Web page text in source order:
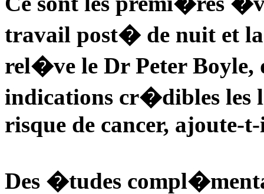
travail post� de nuit et la
rel�ve le Dr Peter Boyle,
indications cr�dibles les
risque de cancer, ajoute-
Des �tudes